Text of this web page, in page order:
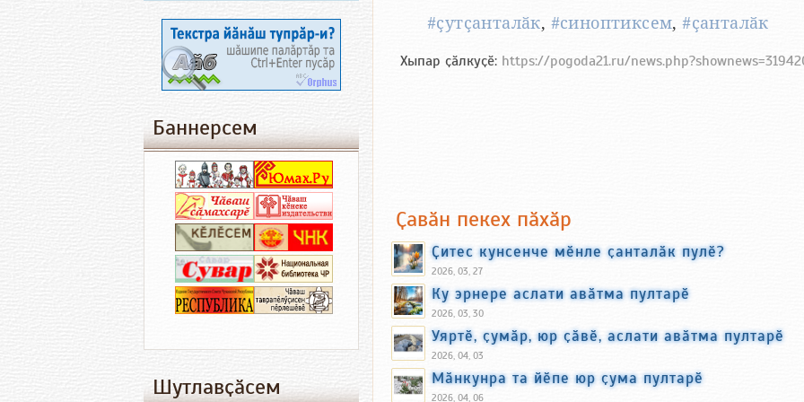
#ҫутҫанталӑк, #синоптиксем,#ҫанталӑк
Хыпар ҫӑлкуҫӗ: https://pogoda21.ru/
Ҫавӑн пекех пӑхӑр
Ҫитес кунсенче мӗнле ҫанталӑк пулӗ?
2026, 03, 27
Ку эрнере аслати авӑтма пултарӗ
2026, 03, 30
Уяртӗ, ҫумӑр, юр ҫӑвӗ, аслати авӑтма пултарӗ
2026, 04, 03
Мӑнкунра та йӗпе юр ҫума пултарӗ
2026, 04, 06
Баннерсем
Шутлавҫӑсем